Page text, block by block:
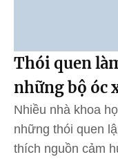
Thói quen
những bộ óc
Nhiều nhà khoa
những thói quen
thích nguồn cảm